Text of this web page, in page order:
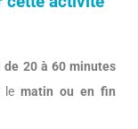
de 20 à 60 minutes
lematin ou en fin